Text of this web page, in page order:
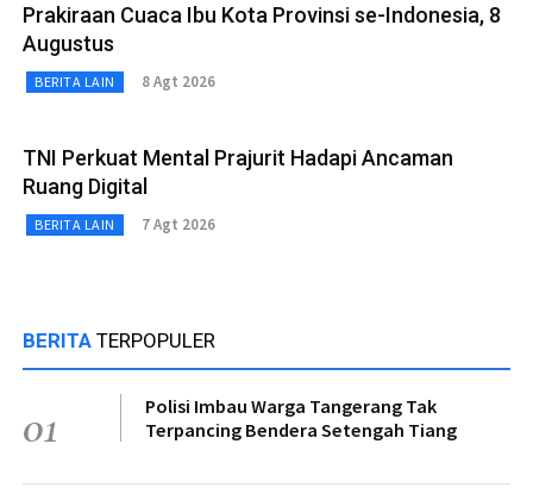
Prakiraan Cuaca Ibu Kota Provinsi se-Indonesia, 8
Augustus
BERITA LAIN 8 Agt 2026
TNI Perkuat Mental Prajurit Hadapi Ancaman
Ruang Digital
BERITA LAIN 7 Agt 2026
BERITA TERPOPULER
01
Polisi Imbau Warga Tangerang Tak
Terpancing Bendera Setengah Tiang